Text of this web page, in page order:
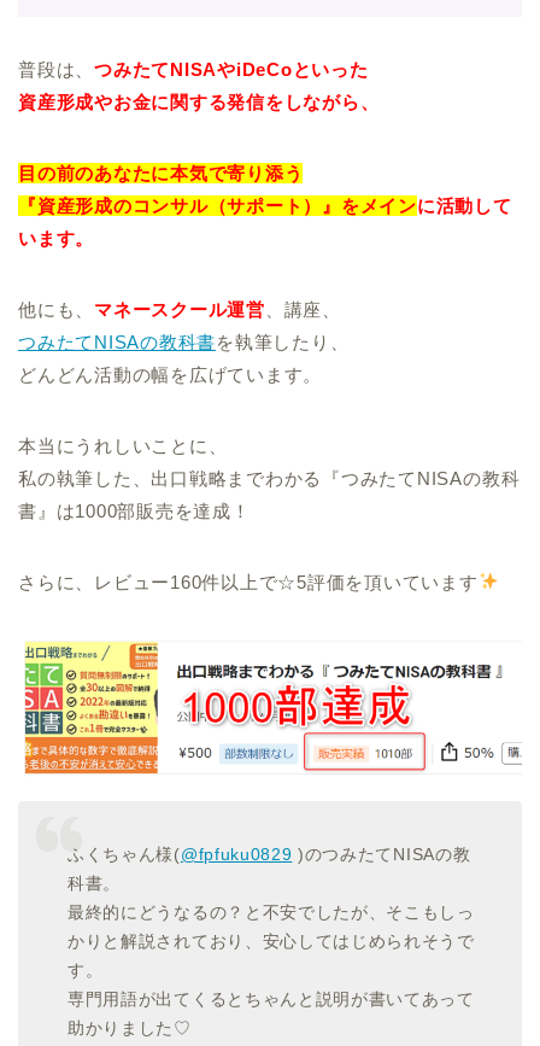
普段は、つみたてNISAやiDeCoといった
資産形成やお金に関する発信をしながら、
目の前のあなたに本気で寄り添う
『資産形成のコンサル（サポート）』をメインに活動して
います。
他にも、 マネースクール運営 、講座、
つみたてNISAの教科書を執筆したり、
どんどん活動の幅を広げています。
本当にうれしいことに、
私の執筆した、出口戦略までわかる『つみたてNISAの教科
書』は1000部販売を達成！
さらに、レビュー160件以上で☆5評価を頂いています
ふくちゃん様(@fpfuku0829 )のつみたてNISAの教
科書。
最終的にどうなるの？と不安でしたが、そこもしっ
かりと解説されており、安心してはじめられそうで
す。
専門用語が出てくるとちゃんと説明が書いてあって
助かりました♡